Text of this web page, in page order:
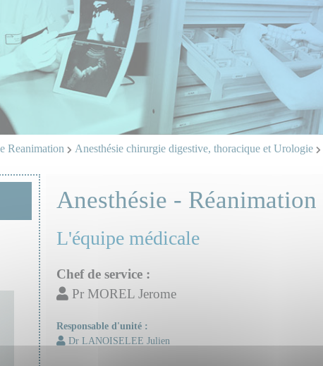
Reanimation Anesthésie chirurgie digestive, thoracique et Urologie
Anesthésie - Réanimation
L'équipe médicale
Chef de service :
Pr MOREL Jerome
Responsable d'unité :
Dr LANOISELEE Julien